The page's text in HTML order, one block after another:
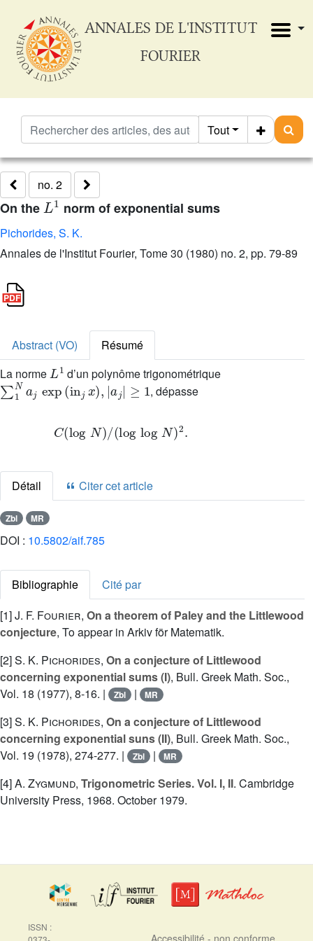
ANNALES DE L'INSTITUT
FOURIER
Tout
no. 2
On the
L1
norm of exponential sums
Pichorides, S. K.
Annales de l'Institut Fourier, Tome 30 (1980) no. 2, pp. 79-89
Abstract (VO)
Résumé
La norme
L1
d’un polynôme trigonométrique
∑1Najexp in x), |aj|≥1
, dépasse
C logN) /(log log )2.
Détail Citer cet article
Zbl MR
DOI : 10.5802/aif.785
Bibliographie
Cité par
[1]J. F. Fourier, On a theorem of Paley and the Littlewood
conjecture, To appear in Arkiv för Matematik.
[2]S. K. Pichorides, On a conjecture of Littlewood
concerning exponential sums (I), Bull. Greek Math. Soc.,
Vol. 18 (1977), 8-16. |
Zbl | MR
[3]S. K. Pichorides, On a conjecture of Littlewood
concerning exponential suns (II), Bull. Greek Math. Soc.,
Vol. 19 (1978), 274-277. |
Zbl | MR
[4]A. Zygmund, Trigonometric Series. Vol. I, II. Cambridge
University Press, 1968. October 1979.
ISSN :
Accessibilité - non conforme